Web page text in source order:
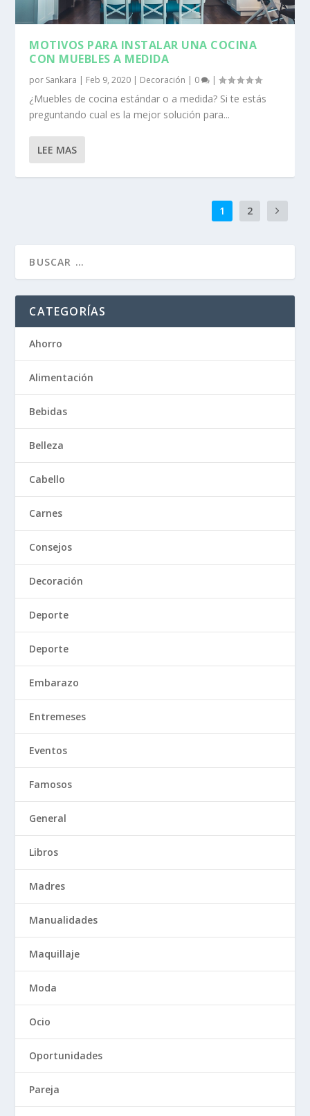
MOTIVOS PARA INSTALAR UNA COCINA
CON MUEBLES A MEDIDA
por Sankara | Feb 9, 2020 | Decoración | 0 |
¿Muebles de cocina estándar o a medida? Si te estás
preguntando cual es la mejor solución para...
LEE MAS
1 2
CATEGORÍAS
Ahorro
Alimentación
Bebidas
Belleza
Cabello
Carnes
Consejos
Decoración
Deporte
Deporte
Embarazo
Entremeses
Eventos
Famosos
General
Libros
Madres
Manualidades
Maquillaje
Moda
Ocio
Oportunidades
Pareja